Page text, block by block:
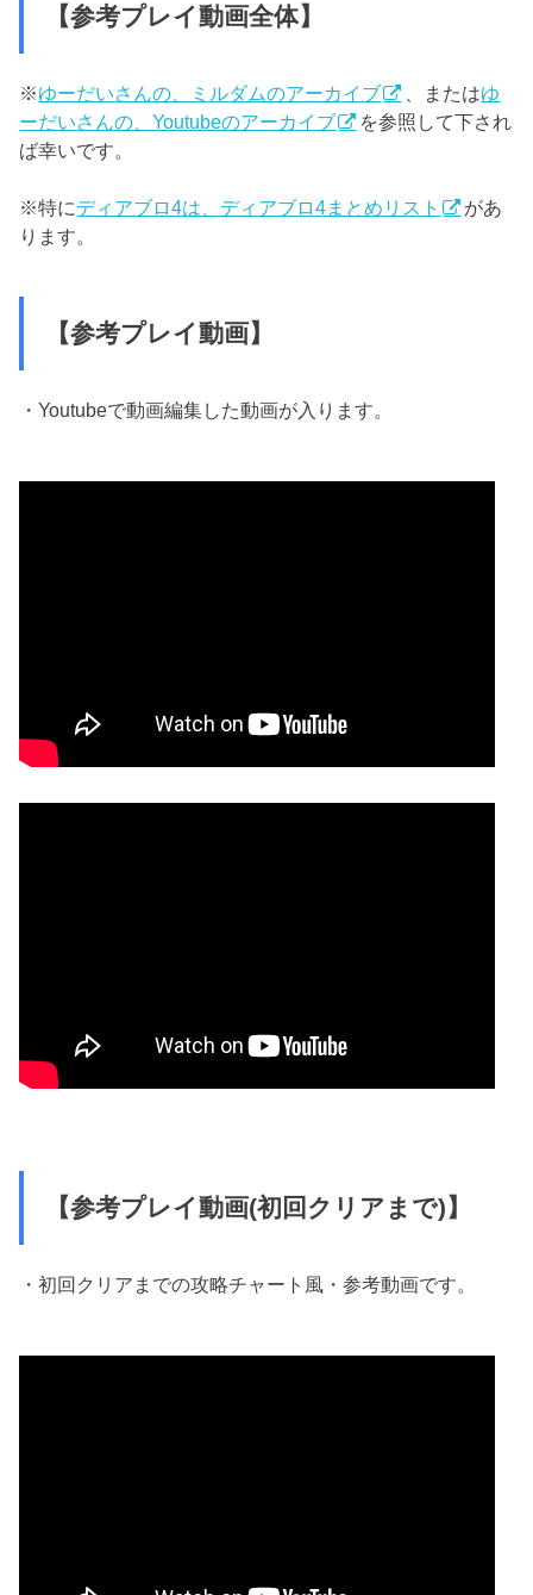
【参考プレイ動画全体】
※ゆーだいさんの、ミルダムのアーカイブ 、またはゆ
ーだいさんの、Youtubeのアーカイブ
を参照して下され
ば幸いです。
※特にディアブロ4は、ディアブロ4まとめリスト
があ
ります。
【参考プレイ動画】
・Youtubeで動画編集した動画が入ります。
【参考プレイ動画(初回クリアまで)】
・初回クリアまでの攻略チャート風・参考動画です。